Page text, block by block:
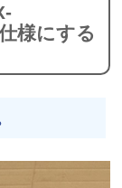
様にする